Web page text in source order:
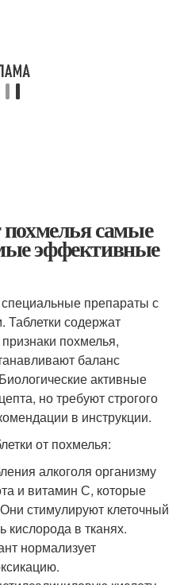
самые
эффективные
препараты с
содержат
похмелья,
баланс
активные
но требуют строгого
в инструкции.
от похмелья:
алкоголя организму
и витамин С, которые
стимулируют клеточный
в тканях.
нормализует